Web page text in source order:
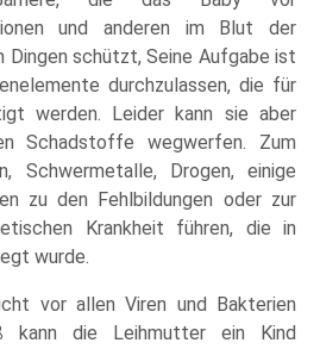
und anderen im Blut der
Dingen schützt, Seine Aufgabe ist
durchzulassen, die für
werden. Leider kann sie aber
Schadstoffe wegwerfen. Zum
Schwermetalle, Drogen, einige
zu den Fehlbildungen oder zur
Krankheit führen, die in
wurde.
vor allen Viren und Bakterien
kann die Leihmutter ein Kind